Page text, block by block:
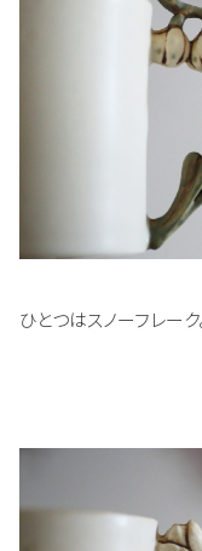
ひとつはスノーフレーク